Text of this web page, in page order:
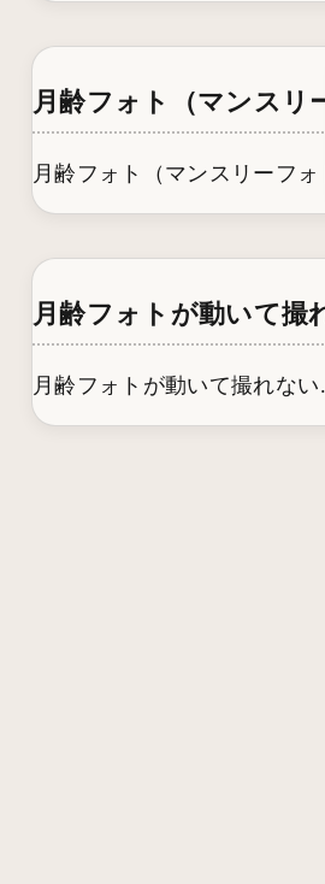
月齢フォト（マンスリ
月齢フォト（マンスリーフ
月齢フォトが動いて
月齢フォトが動いて撮れな